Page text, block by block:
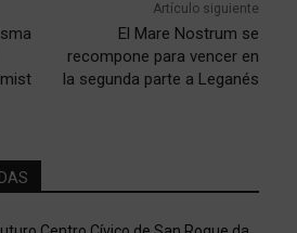
Artículo siguiente
El Mare Nostrum se
recompone para vencer en
la segunda parte a Leganés